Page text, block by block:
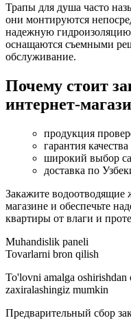
Трапы для душа часто
они монтируются
надежную
оснащаются съемными
обслуживание.
Почему стоит
интернет-
продукция
гарантия
широкий выбор
доставка по
Закажите
магазине и обеспечьте
квартиры от влаги и
Muhandislik paneli
Tovarlarni bron qilish
To'lovni amalga
zaxiralashingiz mumkin
Предварительный сбор